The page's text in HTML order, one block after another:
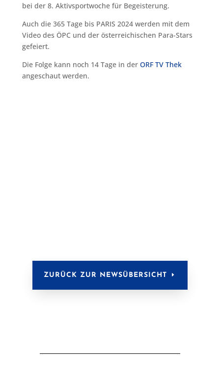
bei der 8. Aktivsportwoche für Begeisterung.
Auch die 365 Tage bis PARIS 2024 werden mit dem
Video des ÖPC und der österreichischen Para-Stars
gefeiert.
Die Folge kann noch 14 Tage in der ORF TV Thek
angeschaut werden.
ZURÜCK ZUR NEWSÜBERSICHT